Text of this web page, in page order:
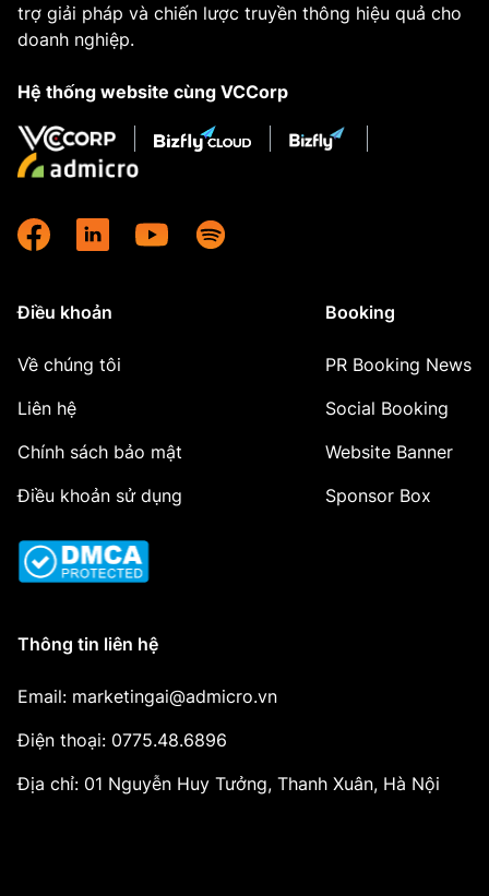
trợ giải pháp và chiến lược truyền thông hiệu quả cho
doanh nghiệp.
Hệ thống website cùng VCCorp
Điều khoản
Về chúng tôi
Liên hệ
Chính sách bảo mật
Điều khoản sử dụng
Booking
PR Booking News
Social Booking
Website Banner
Sponsor Box
Thông tin liên hệ
Email: marketingai@admicro.vn
Điện thoại: 0775.48.6896
Địa chỉ: 01 Nguyễn Huy Tưởng, Thanh Xuân, Hà Nội